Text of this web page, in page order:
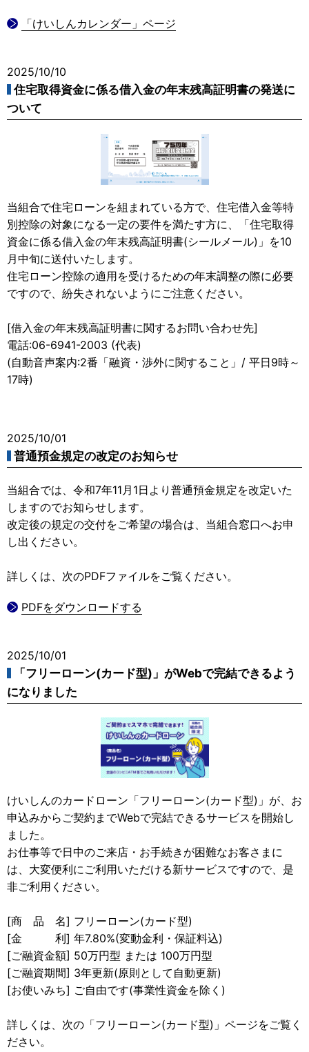
「けいしんカレンダー」ページ
2025/10/10
住宅取得資金に係る借入金の年末残高証明書の発送に
ついて
当組合で住宅ローンを組まれている方で、住宅借入金等特
別控除の対象になる一定の要件を満たす方に、「住宅取得
資金に係る借入金の年末残高証明書(シールメール)」を10
月中旬に送付いたします。
住宅ローン控除の適用を受けるための年末調整の際に必要
ですので、紛失されないようにご注意ください。
[借入金の年末残高証明書に関するお問い合わせ先]
電話:06-6941-2003 (代表)
(自動音声案内:2番「融資・渉外に関すること」/ 平日9時～
17時)
2025/10/01
普通預金規定の改定のお知らせ
当組合では、令和7年11月1日より普通預金規定を改定いた
しますのでお知らせします。
改定後の規定の交付をご希望の場合は、当組合窓口へお申
し出ください。
詳しくは、次のPDFファイルをご覧ください。
PDFをダウンロードする
2025/10/01
「フリーローン(カード型)」がWebで完結できるよう
になりました
けいしんのカードローン「フリーローン(カード型)」が、お
申込みからご契約までWebで完結できるサービスを開始し
ました。
お仕事等で日中のご来店・お手続きが困難なお客さまに
は、大変便利にご利用いただける新サービスですので、是
非ご利用ください。
[商 品 名] フリーローン(カード型)
[金 利] 年7.80%(変動金利・保証料込)
[ご融資金額] 50万円型 または 100万円型
[ご融資期間] 3年更新(原則として自動更新)
[お使いみち] ご自由です(事業性資金を除く)
詳しくは、次の「フリーローン(カード型)」ページをご覧く
ださい。